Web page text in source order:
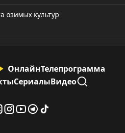
озимых культур
ОнлайнТелепрограмма
СериалыВидео